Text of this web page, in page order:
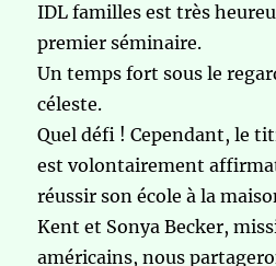
IDL familles est très
premier séminaire.
Un temps fort sous le
céleste.
Quel défi ! Cependant, le
est volontairement
réussir son école à la
Kent et Sonya Becker,
américains, nous